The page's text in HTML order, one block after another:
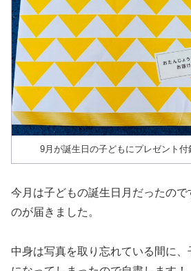
9月が誕生日の子どもにプレゼント
今月は子どもの誕生日月だったの
のが届きました。
中身は写真を取り忘れている間に